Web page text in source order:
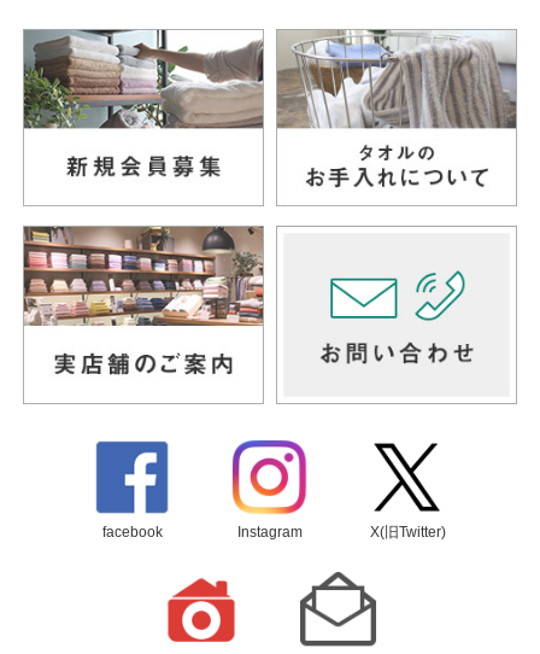
facebook Instagram X(旧Twitter)